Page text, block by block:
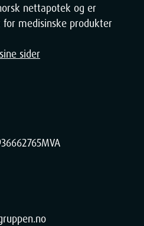
nettapotek og er
medisinske produkter
sider
MVA